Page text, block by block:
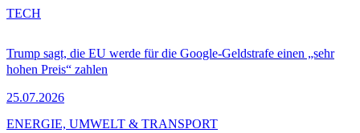
Trump sagt, die EU werde für die Google-Geldstrafe einen „sehr
hohen Preis“ zahlen
25.07.2026
TECH
ENERGIE, UMWELT & TRANSPORT